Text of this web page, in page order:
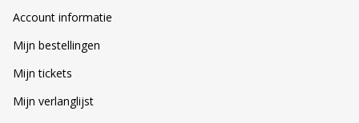
Account informatie
Mijn bestellingen
Mijn tickets
Mijn verlanglijst